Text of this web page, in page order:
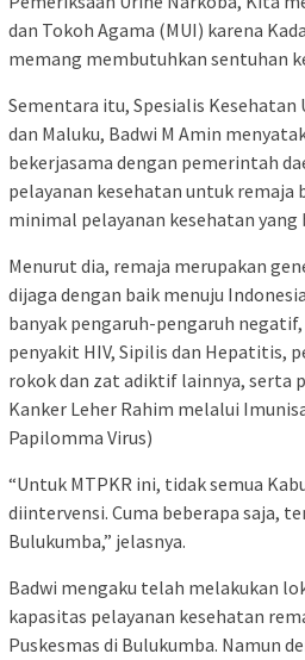
dan Tokoh Agama (MUI) karena
memang membutuhkan sentuhan
Sementara itu, Spesialis Kesehatan
dan Maluku, Badwi M Amin
bekerjasama dengan pemerintah
pelayanan kesehatan untuk remaja
minimal pelayanan kesehatan yang
Menurut dia, remaja merupakan
dijaga dengan baik menuju
banyak pengaruh-pengaruh
penyakit HIV, Sipilis dan Hepatitis,
rokok dan zat adiktif lainnya, serta
Kanker Leher Rahim melalui
Papilomma Virus)
“Untuk MTPKR ini, tidak semua
diintervensi. Cuma beberapa saja,
Bulukumba,” jelasnya.
Badwi mengaku telah melakukan
kapasitas pelayanan kesehatan
Puskesmas di Bulukumba. Namun